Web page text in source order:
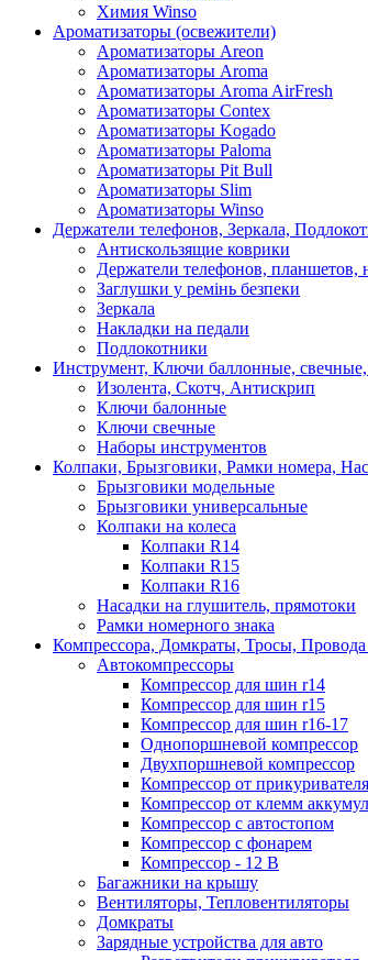
Химия Winso
Ароматизаторы (освежители)
Ароматизаторы Areon
Ароматизаторы Aroma
Ароматизаторы Aroma AirFresh
Ароматизаторы Contex
Ароматизаторы Kogado
Ароматизаторы Paloma
Ароматизаторы Pit Bull
Ароматизаторы Slim
Ароматизаторы Winso
Держатели телефонов, Зеркала,
Антискользящие коврики
Держатели телефонов, планшетов,
Заглушки у ремінь безпеки
Зеркала
Накладки на педали
Подлокотники
Инструмент, Ключи баллонные,
Изолента, Скотч, Антискрип
Ключи балонные
Ключи свечные
Наборы инструментов
Колпаки, Брызговики, Рамки номера,
Брызговики модельные
Брызговики универсальные
Колпаки на колеса
Колпаки R14
Колпаки R15
Колпаки R16
Насадки на глушитель, прямотоки
Рамки номерного знака
Компрессора, Домкраты, Тросы, Провода
Автокомпрессоры
Компрессор для шин r14
Компрессор для шин r15
Компрессор для шин r16-17
Однопоршневой компрессор
Двухпоршневой компрессор
Компрессор от прикуривателя
Компрессор от клемм
Компрессор с автостопом
Компрессор с фонарем
Компрессор - 12 В
Багажники на крышу
Вентиляторы, Тепловентиляторы
Домкраты
Зарядные устройства для авто